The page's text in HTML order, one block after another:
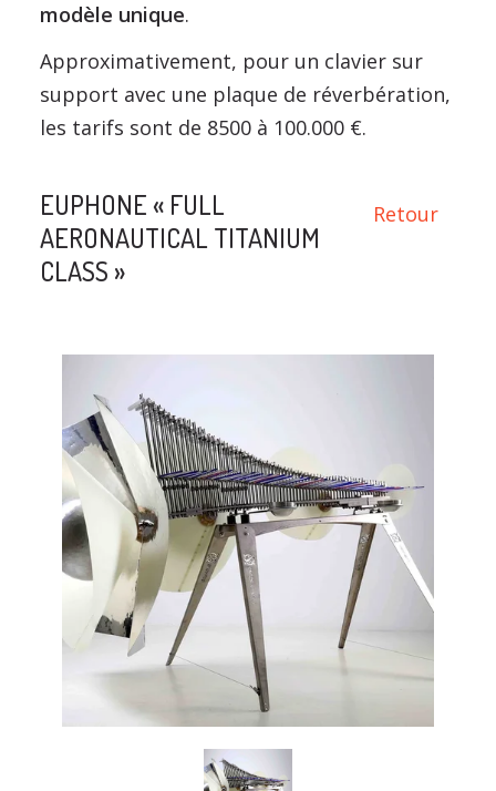
modèle unique.
Approximativement, pour un clavier sur
support avec une plaque de réverbération,
les tarifs sont de 8500 à 100.000 €.
Retour
EUPHONE « FULL
AERONAUTICAL TITANIUM
CLASS »